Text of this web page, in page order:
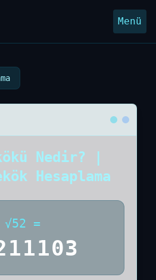
Menü
Nedir? |
Hesaplama
√52 =